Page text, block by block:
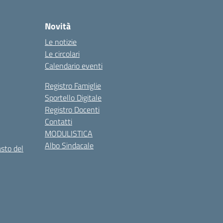
del
Novità
Le notizie
Le circolari
Calendario eventi
Registro Famiglie
Sportello Digitale
Registro Docenti
Contatti
MODULISTICA
Albo Sindacale